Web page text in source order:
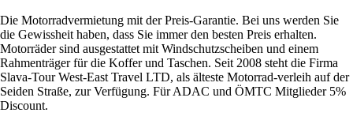
Die Motorradvermietung mit der Preis-Garantie. Bei uns werden Sie
die Gewissheit haben, dass Sie immer den besten Preis erhalten.
Motorräder sind ausgestattet mit Windschutzscheiben und einem
Rahmenträger für die Koffer und Taschen. Seit 2008 steht die Firma
Slava-Tour West-East Travel LTD, als älteste Motorrad-verleih auf der
Seiden Straße, zur Verfügung. Für ADAC und ÖMTC Mitglieder 5%
Discount.